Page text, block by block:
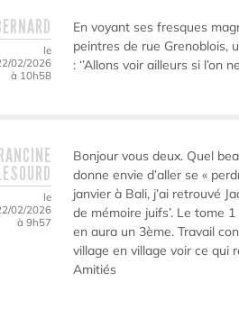
le
02/2026
à 10h58
En voyant ses fresques
peintres de rue Grenoblois,
: ‘’Allons voir ailleurs si
le
02/2026
à 9h57
Bonjour vous deux. Quel
donne envie d’aller se «
janvier à Bali, j’ai retrouvé
de mémoire juifs’. Le tome
en aura un 3ème. Travail
village en village voir ce qui
Amitiés